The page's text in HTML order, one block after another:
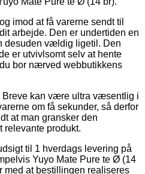
imod at få varerne sendt til
arbejde. Den er undertiden en
desuden vældig ligetil. Den
er utvivlsomt selv at hente
bor nærved webbutikkens
Breve kan være ultra væsentlig i
om få sekunder, så derfor
at man gransker den
relevante produkt.
til 1 hverdags levering på
Yuyo Mate Pure te Ø (14
med at bestillingen realiseres